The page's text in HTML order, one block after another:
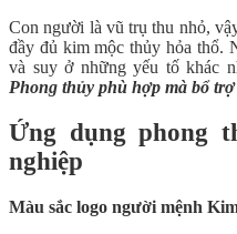
Con người là vũ trụ thu nhỏ,
đầy đủ kim mộc thủy hỏa thổ.
và suy ở những yếu tố khác
Phong thủy phù hợp mà bổ
Ứng dụng phong
nghiệp
Màu sắc logo người mệnh